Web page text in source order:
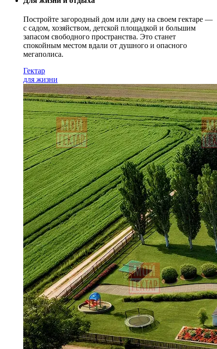
Постройте загородный дом или дачу на своем гектаре —
с садом, хозяйством, детской площадкой и большим
запасом свободного пространства. Это станет
спокойным местом вдали от душного и опасного
мегаполиса.
Гектар
для жизни